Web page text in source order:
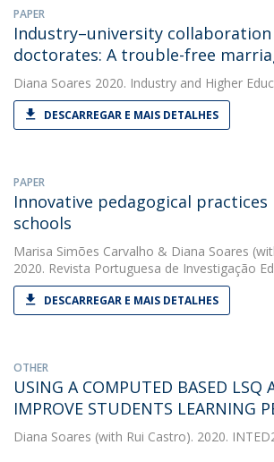
PAPER
Industry–university
doctorates: A trouble-free
Diana Soares 2020. Industry and Higher
DESCARREGAR E MAIS DETALHES
PAPER
Innovative pedagogical practices
schools
Marisa Simões Carvalho & Diana Soares
2020. Revista Portuguesa de Investigação
DESCARREGAR E MAIS DETALHES
OTHER
USING A COMPUTED BASED LSQ
IMPROVE STUDENTS LEARNING
Diana Soares (with Rui Castro). 2020.